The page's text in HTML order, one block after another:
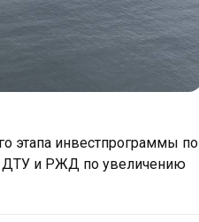
этапа инвестпрограммы по
ДТУ и РЖД по увеличению